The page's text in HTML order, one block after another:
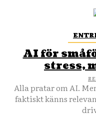
AI för
stress,
Alla pratar om AI.
faktiskt känns